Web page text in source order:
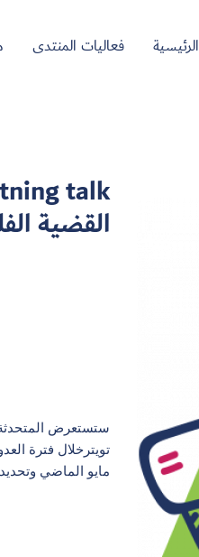
الرئيسية فعاليات المنتدى
القضية
ستستعرض
تويترخلال فترة
مايو الماضي وتحديدا في الفترة بين